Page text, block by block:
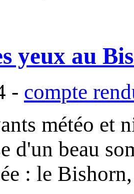
yeux au
- compte
météo et
d'un beau
: le